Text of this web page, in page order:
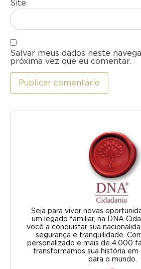
Site
Salvar meus dados neste
próxima vez que eu comentar.
Seja para viver novas
um legado familiar, na DNA
você a conquistar sua
segurança e tranquilidade.
personalizado e mais de 4.000
transformamos sua história em
para o mundo.